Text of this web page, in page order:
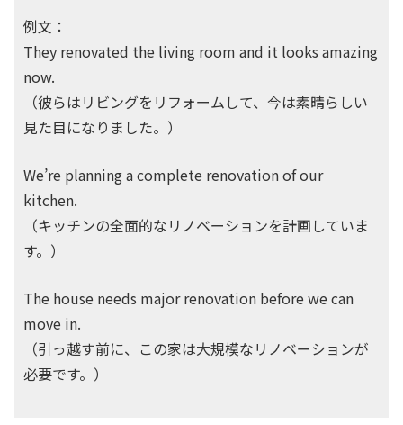
例文：
They renovated the living room and it looks amazing
now.
（彼らはリビングをリフォームして、今は素晴らしい
見た目になりました。）
We’re planning a complete renovation of our
kitchen.
（キッチンの全面的なリノベーションを計画していま
す。）
The house needs major renovation before we can
move in.
（引っ越す前に、この家は大規模なリノベーションが
必要です。）